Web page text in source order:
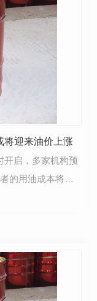
将迎来油价上涨
开启，多家机构预
的用油成本将有
油每吨上…